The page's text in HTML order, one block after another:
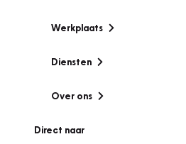
Werkplaats
Diensten
Over ons
Direct naar